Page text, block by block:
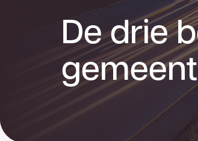
De drie